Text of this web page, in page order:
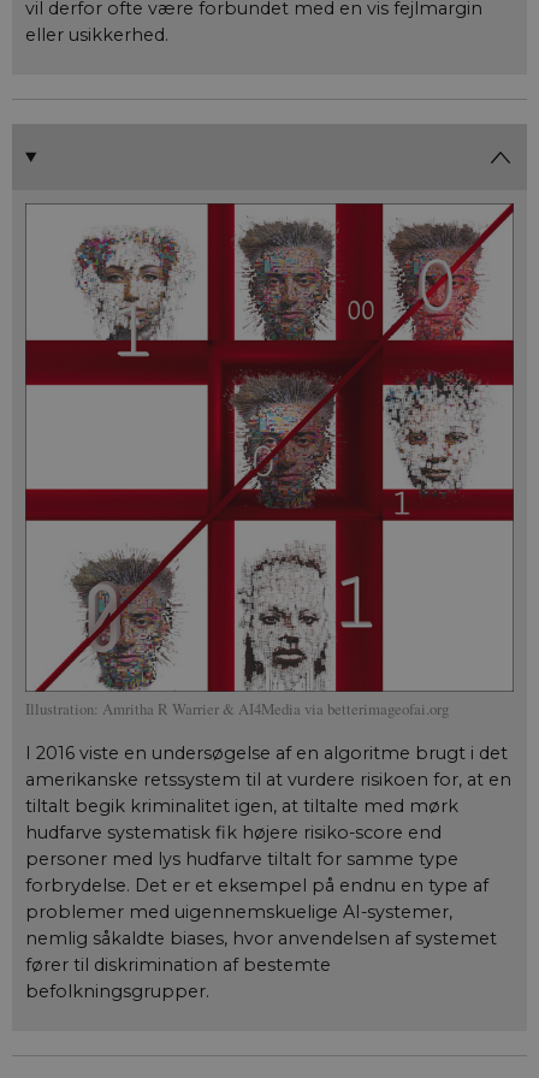
vil derfor ofte være forbundet med en vis fejlmargin
eller usikkerhed.
Illustration: Amritha R Warrier & AI4Media via betterimageofai.org
I 2016 viste en undersøgelse af en algoritme brugt i det
amerikanske retssystem til at vurdere risikoen for, at en
tiltalt begik kriminalitet igen, at tiltalte med mørk
hudfarve systematisk fik højere risiko-score end
personer med lys hudfarve tiltalt for samme type
forbrydelse. Det er et eksempel på endnu en type af
problemer med uigennemskuelige AI-systemer,
nemlig såkaldte biases, hvor anvendelsen af systemet
fører til diskrimination af bestemte
befolkningsgrupper.